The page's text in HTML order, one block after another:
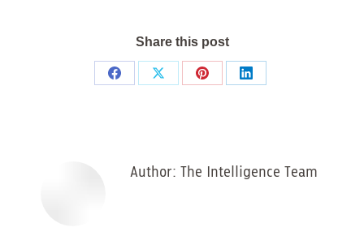
Share this post
Share
Share
Share
Share
Author: The Intelligence Team